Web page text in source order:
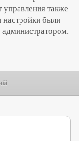
управления также
настройки были